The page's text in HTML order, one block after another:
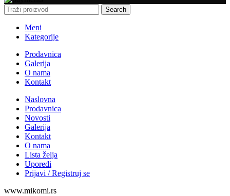
Search
Meni
Kategorije
Prodavnica
Galerija
O nama
Kontakt
Naslovna
Prodavnica
Novosti
Galerija
Kontakt
O nama
Lista želja
Uporedi
Prijavi / Registruj se
www.mikomi.rs